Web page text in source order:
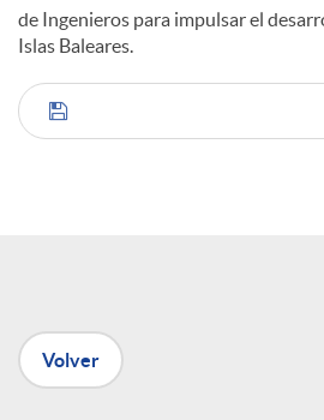
de Ingenieros para impulsar el
Islas Baleares.
C
pVolver